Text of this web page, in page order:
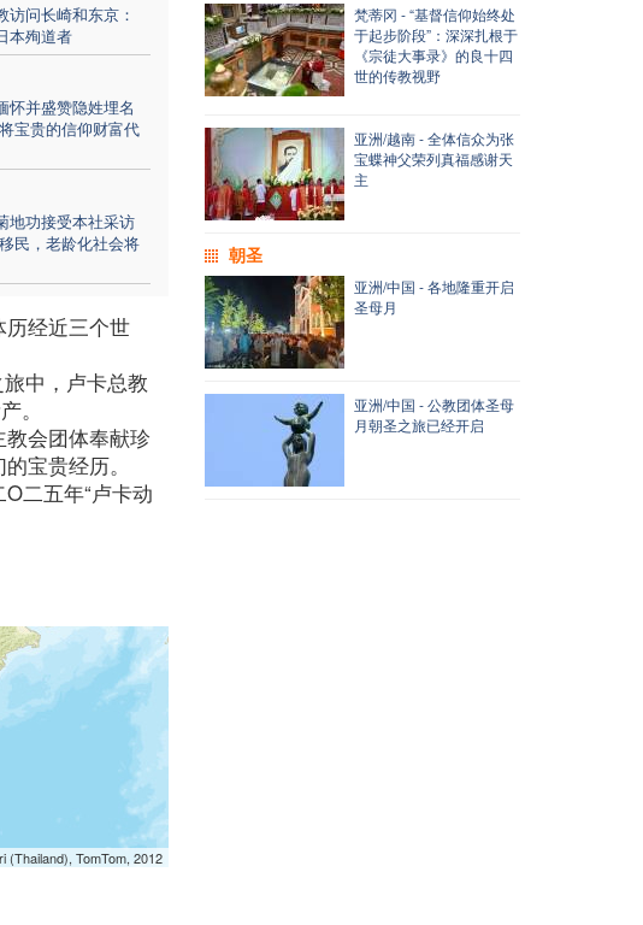
访问长崎和东京：
本殉道者
怀并盛赞隐姓埋名
宝贵的信仰财富代
地功接受本社采访
民，老龄化社会将
经近三个世
中，卢卡总教
。
会团体奉献珍
宝贵经历。
二五年“卢卡动
TomTom, 2012
梵蒂冈 - “基督信仰始终处
于起步阶段”：深深扎根于
《宗徒大事录》的良十四
世的传教视野
亚洲/越南 - 全体信众为张
宝蝶神父荣列真福感谢天
主
朝圣
亚洲/中国 - 各地隆重开启
圣母月
亚洲/中国 - 公教团体圣母
月朝圣之旅已经开启